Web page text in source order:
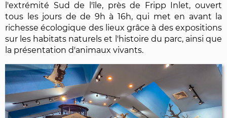
l'extrémité Sud de l'île, près de Fripp Inlet, ouvert
tous les jours de de 9h à 16h, qui met en avant la
richesse écologique des lieux grâce à des expositions
sur les habitats naturels et l'histoire du parc, ainsi que
la présentation d'animaux vivants.